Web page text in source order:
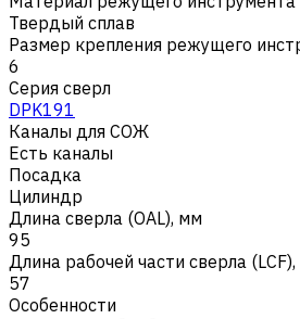
Твердый сплав
Размер крепления режущего
6
Серия сверл
DPK191
Каналы для СОЖ
Есть каналы
Посадка
Цилиндр
Длина сверла (OAL), мм
95
Длина рабочей части сверла
57
Особенности